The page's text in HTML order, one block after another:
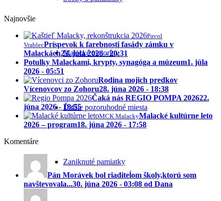
Malacké cintoríny
Ďalšie pozoruhodné miesta
Zaniknuté pamiatky
Najnovšie
Pavol
VrablecPríspevok k farebnosti fasády zámku v
Malackách23. júla 2026 - 20:31
Potulky Malackami, krypty, synagóga a múzeum1. júla
2026 - 05:51
Rodina mojich predkov
Vícenovcov zo Zohoru28. júna 2026 - 18:38
Čaká nás REGIO POMPA 202622.
júna 2026 - 18:55
MCK MalackyMalacké kultúrne leto
2026 – program18. júna 2026 - 17:58
Komentáre
Pán Morávek bol riaditeĺom školy,ktorú som
navštevovala...30. júna 2026 - 03:08 od Dana